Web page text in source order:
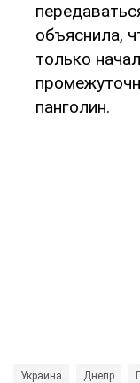
объяснила,
только
панголин.
Украина Днепр